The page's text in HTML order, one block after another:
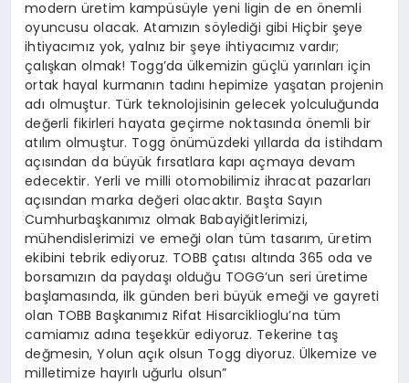
modern üretim kampüsüyle yeni ligin de en önemli
oyuncusu olacak. Atamızın söylediği gibi Hiçbir şeye
ihtiyacımız yok, yalnız bir şeye ihtiyacımız vardır;
çalışkan olmak! Togg’da ülkemizin güçlü yarınları için
ortak hayal kurmanın tadını hepimize yaşatan projenin
adı olmuştur. Türk teknolojisinin gelecek yolculuğunda
değerli fikirleri hayata geçirme noktasında önemli bir
atılım olmuştur. Togg önümüzdeki yıllarda da istihdam
açısından da büyük fırsatlara kapı açmaya devam
edecektir. Yerli ve milli otomobilimiz ihracat pazarları
açısından marka değeri olacaktır. Başta Sayın
Cumhurbaşkanımız olmak Babayiğitlerimizi,
mühendislerimizi ve emeği olan tüm tasarım, üretim
ekibini tebrik ediyoruz. TOBB çatısı altında 365 oda ve
borsamızın da paydaşı olduğu TOGG’un seri üretime
başlamasında, ilk günden beri büyük emeği ve gayreti
olan TOBB Başkanımız Rifat Hisarciklioglu’na tüm
camiamız adına teşekkür ediyoruz. Tekerine taş
değmesin, Yolun açık olsun Togg diyoruz. Ülkemize ve
milletimize hayırlı uğurlu olsun”